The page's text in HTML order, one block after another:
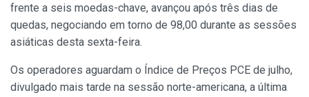
frente a seis moedas-chave, avançou após três dias de
quedas, negociando em torno de 98,00 durante as sessões
asiáticas desta sexta-feira.
Os operadores aguardam o Índice de Preços PCE de julho,
divulgado mais tarde na sessão norte-americana, a última